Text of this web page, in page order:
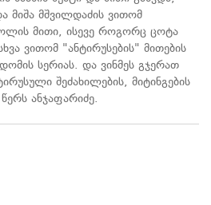
მიშა მშვილდაძის ვითომ
მითი, ისევე როგორც ცოტა
ვითომ "ანტირუსების" მითების
სერიას. და ვინმეს გჯერათ
შეძახილების, მიტინგების
ანჯაფარიძე.